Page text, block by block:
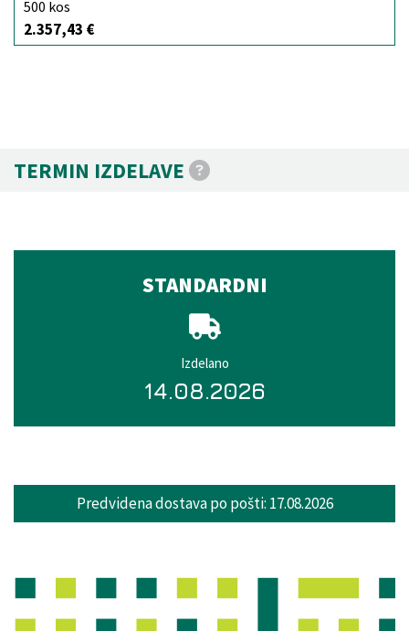
500 kos
2.357,43 €
TERMIN IZDELAVE
STANDARDNI
Izdelano
14.08.2026
Predvidena dostava po pošti: 17.08.2026